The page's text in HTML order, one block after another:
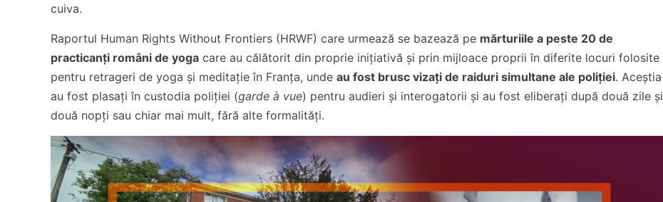
cuiva.
Raportul Human Rights Without Frontiers (HRWF) care urmează se bazează pe mărturiile a peste 20 de
practicanți români de yoga care au călătorit din proprie inițiativă și prin mijloace proprii în diferite locuri folosite
pentru retrageri de yoga și meditație în Franța, undeau fost brusc vizați de raiduri simultane ale poliției. Aceștia
au fost plasați în custodia poliției (garde à vue) pentru audieri și interogatorii și au fost eliberați după două zile și
două nopți sau chiar mai mult, fără alte formalități.